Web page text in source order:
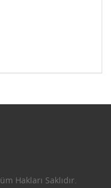
Hakları Saklıdır.‌